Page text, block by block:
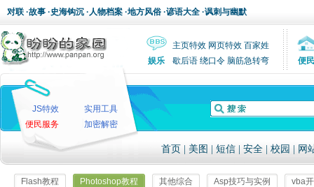
对联 ·故事 ·史海钩沉 ·人物档案 ·地方风俗 ·谚语大全 ·讽刺与幽默
主页特效 网页特效 百家姓
娱乐
歇后语 绕口令 脑筋急转弯 便民
JS特效
实用工具
便民服务
加密解密
首页 美图 短信 安全 校园 网
Flash教程 Photoshop教程 其他综合 Asp技巧与实例 vba